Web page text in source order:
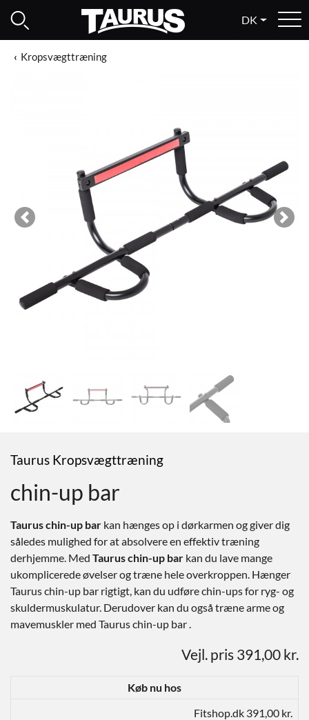
DK
Kropsvægttræning
Previous Next
Taurus Kropsvægttræning
chin-up bar
Taurus chin-up bar kan hænges op i dørkarmen og giver dig
således mulighed for at absolvere en effektiv træning
derhjemme. Med Taurus chin-up bar kan du lave mange
ukomplicerede øvelser og træne hele overkroppen. Hænger
Taurus chin-up bar rigtigt, kan du udføre chin-ups for ryg- og
skuldermuskulatur. Derudover kan du også træne arme og
mavemuskler med Taurus chin-up bar .
Vejl. pris 391,00 kr.
Køb nu hos
Fitshop.dk 391,00 kr.